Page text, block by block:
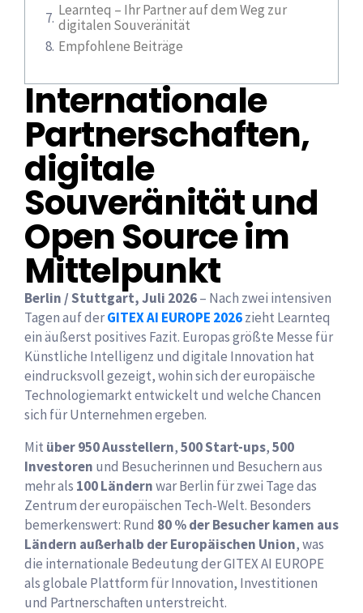
Learnteq – Ihr Partner auf dem Weg zur
digitalen Souveränität
Empfohlene Beiträge
Internationale
Partnerschaften,
digitale
Souveränität und
Open Source im
Mittelpunkt
Berlin / Stuttgart, Juli 2026– Nach zwei intensiven
Tagen auf derGITEX AI EUROPE 2026zieht Learnteq
ein äußerst positives Fazit. Europas größte Messe für
Künstliche Intelligenz und digitale Innovation hat
eindrucksvoll gezeigt, wohin sich der europäische
Technologiemarkt entwickelt und welche Chancen
sich für Unternehmen ergeben.
Mit über 950 Ausstellern,500 Start-ups,500
Investoren und Besucherinnen und Besuchern aus
mehr als 100 Ländernwar Berlin für zwei Tage das
Zentrum der europäischen Tech-Welt. Besonders
bemerkenswert: Rund 80 % der Besucher kamen aus
Ländern außerhalb der Europäischen Union, was
die internationale Bedeutung der GITEX AI EUROPE
als globale Plattform für Innovation, Investitionen
und Partnerschaften unterstreicht.